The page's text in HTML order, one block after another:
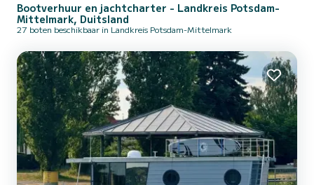
Bootverhuur en jachtcharter - Landkreis Potsdam-
Mittelmark, Duitsland
27 boten beschikbaar in Landkreis Potsdam-Mittelmark